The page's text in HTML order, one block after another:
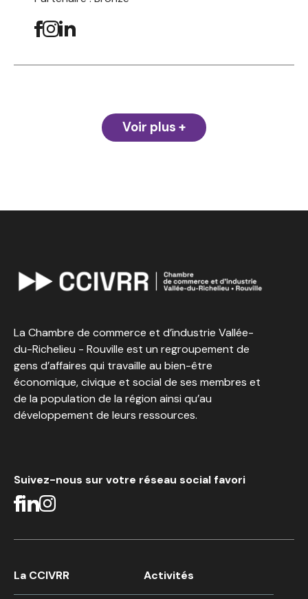
Voir plus +
La Chambre de commerce et d’industrie Vallée-
du-Richelieu - Rouville est un regroupement de
gens d’affaires qui travaille au bien-être
économique, civique et social de ses membres et
de la population de la région ainsi qu’au
développement de leurs ressources.
Suivez-nous sur votre réseau social favori
La CCIVRR Activités